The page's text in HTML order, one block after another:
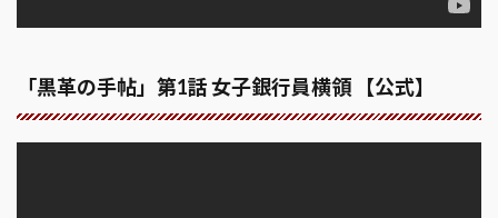
「黒革の手帖」第1話 女子銀行員横領 【公式】